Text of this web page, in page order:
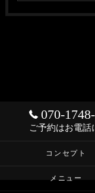
070-
ご予約はお電話
コンセプト
メニュー